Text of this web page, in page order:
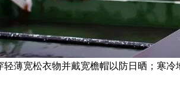
薄宽松衣物并戴宽檐帽以防日晒；寒冷